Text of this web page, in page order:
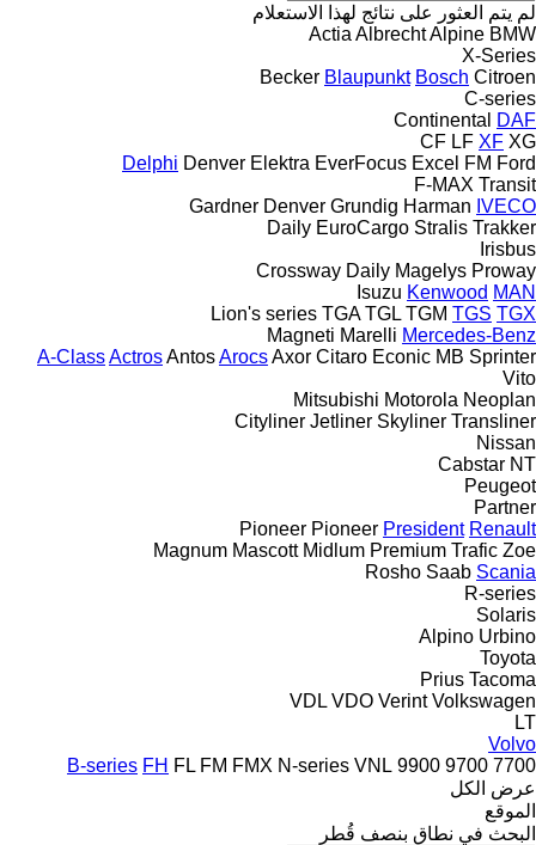
لم يتم العثور على نتائج لهذا الاستعلام
Actia AlbrechtAlpine BMW
X-Series
Becker Blaupunkt Bosch Citroen
C-series
Continental
DAF
CF LF XF XG
Delphi Denver Elektra EverFocus Excel FM Ford
F-MAX Transit
Gardner Denver Grundig Harman IVECO
Daily EuroCargo Stralis Trakker
Irisbus
Crossway Daily Magelys Proway
Isuzu Kenwood MAN
Lion's series TGA TGL TGM TGS TGX
Magneti Marelli Mercedes-Benz
A-ClassActrosAntosArocsAxor Citaro Econic MB Sprinter
Vito
Mitsubishi Motorola Neoplan
Cityliner Jetliner Skyliner Transliner
Nissan
Cabstar NT
Peugeot
Partner
Pioneer Pioneer President Renault
Magnum Mascott Midlum Premium Trafic Zoe
Rosho Saab Scania
R-series
Solaris
Alpino Urbino
Toyota
Prius Tacoma
VDL VDO Verint Volkswagen
LT
Volvo
7700
9700
9900
B-series FH FL FM FMX N-series VNL
عرض الكل
الموقع
البحث في نطاق بنصف قُطر